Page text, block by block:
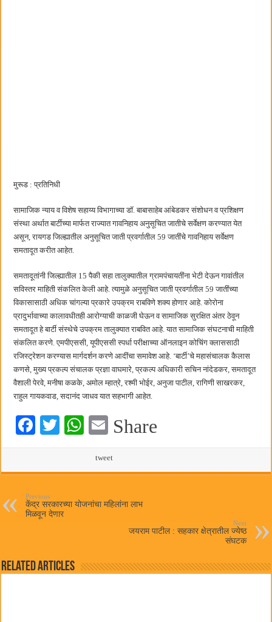
मुरूड : प्रतिनिधी
सामाजिक न्याय व विशेष सहाय्य विभागाच्या डॉ. बाबासाहेब आंबेडकर संशोधन व प्रशिक्षण
संस्था अर्थात बार्टीच्या मार्फत राज्यात गावनिहाय अनुसूचित जातीचे सर्वेक्षण करण्यात येत
असून, रायगड जिल्ह्यातील अनुसूचित जाती प्रवर्गातील 59 जातींचे गावनिहाय सर्वेक्षण
समतादूत करीत आहेत.
समतादूतांनी जिल्ह्यातील 15 पैकी सहा तालुक्यातील ग्रामपंचायतींना भेटी देऊन गावांतील
सविस्तर माहिती संकलित केली आहे. त्यामुळे अनुसूचित जाती प्रवर्गातील 59 जातींच्या
विकासासाठी अधिक चांगल्या प्रकारे उपक्रम राबविणे शक्य होणार आहे. कोरोना
प्रादुर्भावाच्या कालावधीतही आरोग्याची काळजी घेऊन व सामाजिक सुरक्षित अंतर ठेवून
समतादूत हे बार्टी संस्थेचे उपक्रम तालुक्यात राबवित आहे. यात सामाजिक संघटनाची माहिती
संकलित करणे. एमपीएससी, यूपीएससी स्पर्धा परीक्षाच्या ऑनलाइन कोचिंग क्लाससाठी
रजिस्ट्रेशन करण्यास मार्गदर्शन करणे आदींचा समावेश आहे. ‘बार्टी’चे महासंचालक कैलास
कणसे, मुख्य प्रकल्प संचालक प्रज्ञा वाघमारे, प्रकल्प अधिकारी सचिन नांदेडकर, समतादूत
वैशाली पेरवे, मनीषा कळके, अमोल म्हात्रे, रश्मी भोईर, अनुजा पाटील, रागिणी साखरकर,
राहुल गायकवाड, सदानंद जाधव यात सहभागी आहेत.
Fa T
W
ts
pp
E
ail
Share
tweet
Previous
केंद्र सरकारच्या योजनांचा महिलांना लाभ
मिळवून देणार
Next
जयराम पाटील : सहकार क्षेत्रातील ज्येष्ठ
संघटक
Related Articles